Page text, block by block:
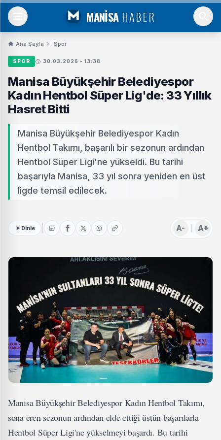
MANİSA HABER
Ana Sayfa Spor
SPOR 30.03.2026 - 13:38
Manisa Büyükşehir Belediyespor
Kadın Hentbol Süper Lig'de: 33 Yıllık
Hasret Bitti
Manisa Büyükşehir Belediyespor Kadın
Hentbol Takımı, başarılı bir sezonun ardından
Hentbol Süper Ligi'ne yükseldi. Bu tarihi
başarıyla Manisa, 33 yıl sonra yeniden en üst
ligde temsil edilecek.
Dinle A- A+
Manisa Büyükşehir Belediyespor Kadın Hentbol Takımı,
sona eren sezonun ardından elde ettiği üstün başarılarla
Hentbol Süper Ligi'ne yükselmeyi başardı. Bu tarihi